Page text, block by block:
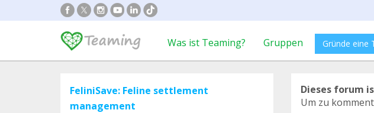
Was ist Teaming? Gruppen Gründe eine
FeliniSave: Feline settlement
management
Dieses forum
Um zu